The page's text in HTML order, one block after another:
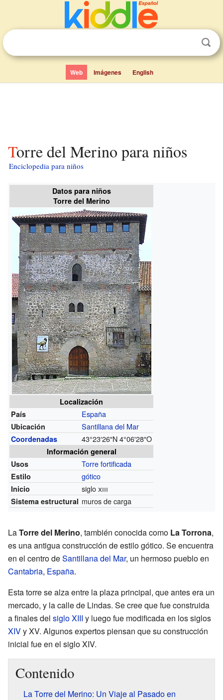
Web Imágenes English
Torre del Merino para niños
Enciclopedia para niños
Datos para niños
Torre del Merino
Localización
País
España
Ubicación Santillana del Mar
Coordenadas 43°23′26″N4°06′28″O
Información general
Usos
Torre fortificada
Estilo gótico
Inicio sigloxiii
Sistema estructural muros de carga
LaTorre del Merino, también conocida como La Torrona,
es una antigua construcción de estilo gótico. Se encuentra
en el centro deSantillana del Mar, un hermoso pueblo en
Cantabria, España.
Esta torre se alza entre la plaza principal, que antes era un
mercado, y la calle de Lindas. Se cree que fue construida
a finales del siglo XIII y luego fue modificada en los siglos
XIVy XV. Algunos expertos piensan que su construcción
inicial fue en el siglo XIV.
Contenido
La Torre del Merino: Un Viaje al Pasado en